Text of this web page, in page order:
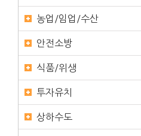
농업/임업/수산
안전소방
식품/위생
투자유치
상하수도